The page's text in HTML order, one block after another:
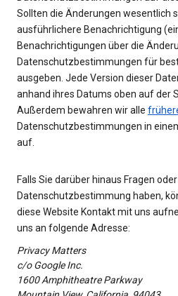
Sollten die Änderungen wesentlich
ausführlichere Benachrichtigung
Benachrichtigungen über die
Datenschutzbestimmungen für
ausgeben. Jede Version dieser
anhand ihres Datums oben auf der
Außerdem bewahren wir alle
Datenschutzbestimmungen in
auf.
Falls Sie darüber hinaus Fragen
Datenschutzbestimmung haben,
diese Website Kontakt mit uns
uns an folgende Adresse:
Privacy Matters
c/o Google Inc.
1600 Amphitheatre Parkway